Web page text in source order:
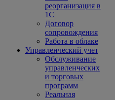
реорганизация в
1С
Договор
сопровождения
Работа в облаке
Управленческий учет
Обслуживание
управленческих
и торговых
программ
Реальная